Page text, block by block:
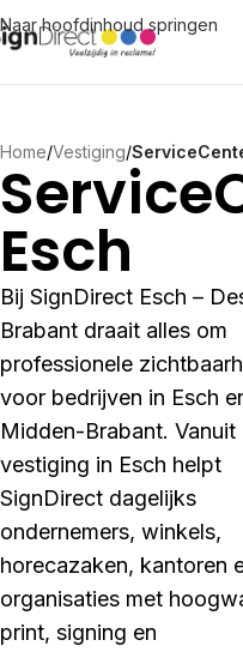
Naar hoofdinhoud springen
Home/Vestiging/
Esch
Bij SignDirect Esch –
Brabant draait alles om
professionele
voor bedrijven in Esch
Midden-Brabant. Vanuit
vestiging in Esch helpt
SignDirect dagelijks
ondernemers, winkels,
horecazaken, kantoren
organisaties met
print, signing en